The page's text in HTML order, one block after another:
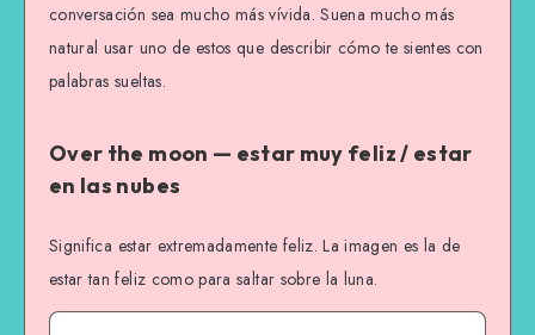
conversación sea mucho más vívida. Suena mucho más
natural usar uno de estos que describir cómo te sientes con
palabras sueltas.
Over the moon — estar muy feliz / estar
en las nubes
Significa estar extremadamente feliz. La imagen es la de
estar tan feliz como para saltar sobre la luna.